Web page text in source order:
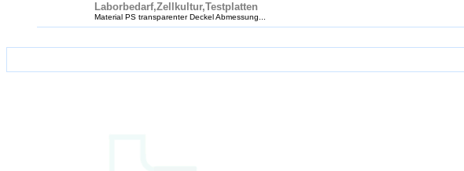
Laborbedarf,Zellkultur,Testplatten
Material PS transparenter Deckel Abmessung...